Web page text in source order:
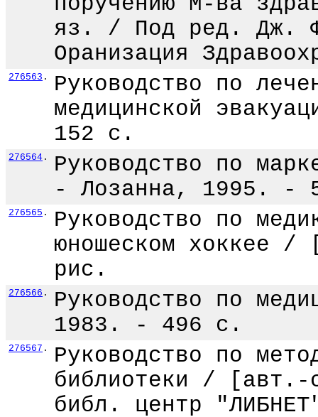
яз. / Под ред. Дж.
Оранизация
276563 .
Руководство по
медицинской
152 с.
276564 .
Руководство по
- Лозанна, 1995. -
276565 .
Руководство по
юношеском
рис.
276566 .
Руководство по
1983. - 496 с.
276567 .
Руководство по
библиотеки /
библ. центр